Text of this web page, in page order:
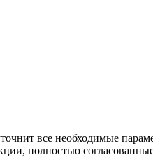
все необходимые
полностью